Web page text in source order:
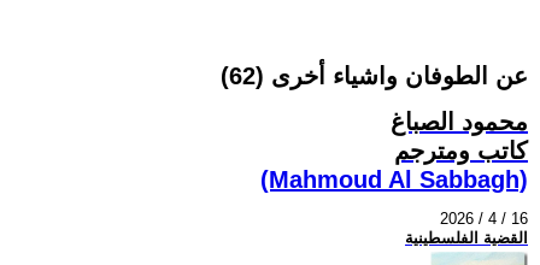
عن الطوفان واشياء أخرى (62)
محمود الصباغ
كاتب ومترجم
(Mahmoud Al Sabbagh)
2026 / 4 / 16
القضية الفلسطينية